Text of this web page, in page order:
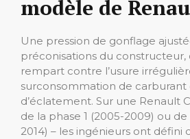
modèle de
Une pression de gonflage
préconisations du constructeur,
rempart contre l’usure
surconsommation de carburant
d’éclatement. Sur une Renault
de la phase 1 (2005-2009) ou
2014) – les ingénieurs ont défini